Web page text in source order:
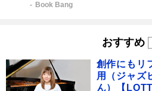
Book Bang
おすすめ
創作にもリ
用（ジャズ
ん）【